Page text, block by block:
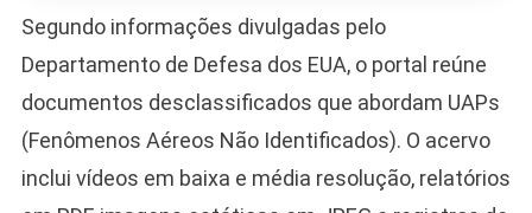
Segundo informações divulgadas pelo
Departamento de Defesa dos EUA, o portal reúne
documentos desclassificados que abordam UAPs
(Fenômenos Aéreos Não Identificados). O acervo
inclui vídeos em baixa e média resolução, relatórios